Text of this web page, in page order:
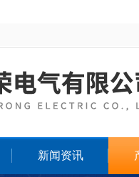
新闻资讯